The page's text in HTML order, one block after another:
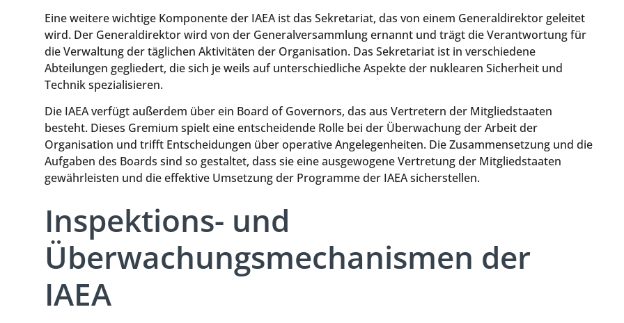
Eine weitere wichtige Komponente der IAEA ist das Sekretariat, das von einem Generaldirektor geleitet
wird. Der Generaldirektor wird von der Generalversammlung ernannt und trägt die Verantwortung für
die Verwaltung der täglichen Aktivitäten der Organisation. Das Sekretariat ist in verschiedene
Abteilungen gegliedert, die sich je weils auf unterschiedliche Aspekte der nuklearen Sicherheit und
Technik spezialisieren.
Die IAEA verfügt außerdem über ein Board of Governors, das aus Vertretern der Mitgliedstaaten
besteht. Dieses Gremium spielt eine entscheidende Rolle bei der Überwachung der Arbeit der
Organisation und trifft Entscheidungen über operative Angelegenheiten. Die Zusammensetzung und die
Aufgaben des Boards sind so gestaltet, dass sie eine ausgewogene Vertretung der Mitgliedstaaten
gewährleisten und die effektive Umsetzung der Programme der IAEA sicherstellen.
Inspektions- und
Überwachungsmechanismen der
IAEA